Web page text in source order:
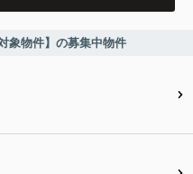
象物件】の募集中物件